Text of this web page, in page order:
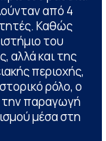
από 4
Καθώς
του
αλλά και της
περιοχής,
ρόλο, ο
την παραγωγή
μέσα στη